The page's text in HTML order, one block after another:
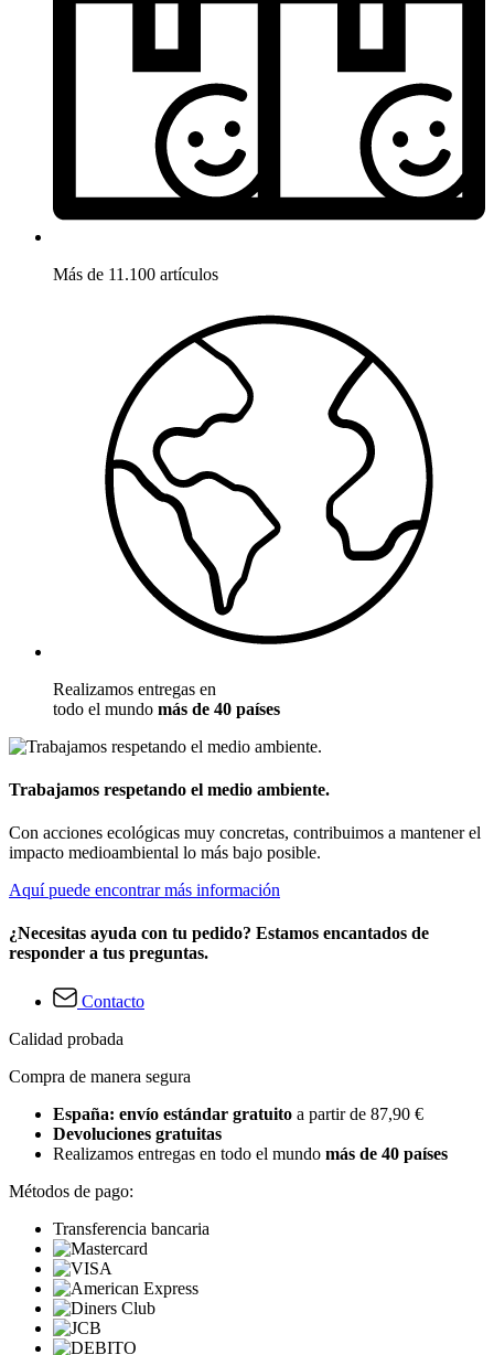
Más de 11.100 artículos
Realizamos entregas en
todo el mundo más de 40 países
Trabajamos respetando el medio ambiente.
Con acciones ecológicas muy concretas, contribuimos a mantener el
impacto medioambiental lo más bajo posible.
Aquí puede encontrar más información
¿Necesitas ayuda con tu pedido? Estamos encantados de
responder a tus preguntas.
Contacto
Calidad probada
Compra de manera segura
España: envío estándar gratuito a partir de 87,90 €
Devoluciones gratuitas
Realizamos entregas en todo el mundo más de 40 países
Métodos de pago:
Transferencia bancaria